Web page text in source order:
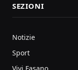
SEZIONI
Notizie
Sport
Vivi Fasano